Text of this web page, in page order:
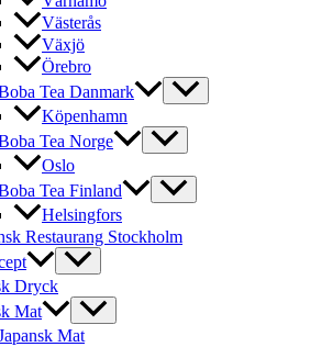
Västerås
Växjö
Örebro
Tea Danmark
Köpenhamn
Tea Norge
Oslo
Tea Finland
Helsingfors
Restaurang Stockholm
Dryck
Mat
Mat